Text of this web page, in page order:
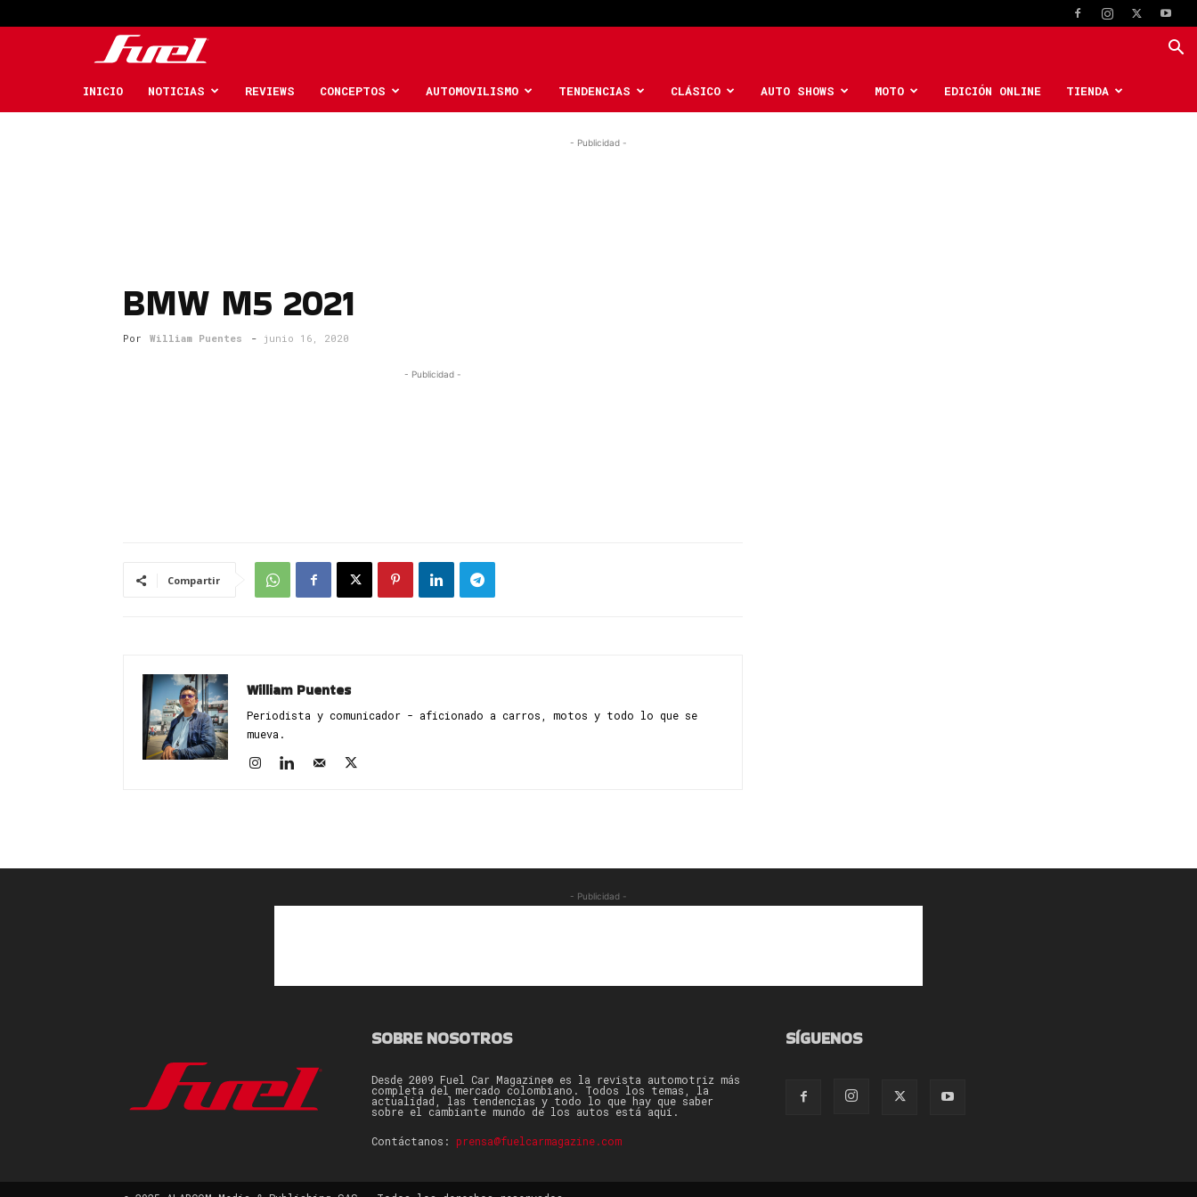
Car
INICIO NOTICIAS REVIEWS CONCEPTOS AUTOMOVILISMO TENDENCIAS CLÁSICO AUTO SHOWS MOTO EDICIÓN ONLINE TIENDA
- Publicidad -
BMW M5 2021
Por William Puentes - junio 16, 2020
- Publicidad -
Compartir
William Puentes
Periodista y comunicador - aficionado a carros, motos y todo lo que se
mueva.
- Publicidad -
SOBRE NOSOTROS
Desde 2009 Fuel Car Magazine® es la revista automotriz más
completa del mercado colombiano. Todos los temas, la
actualidad, las tendencias y todo lo que hay que saber
sobre el cambiante mundo de los autos está aquí.
Contáctanos: prensa@fuelcarmagazine.com
SÍGUENOS